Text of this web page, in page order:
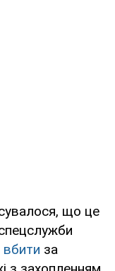
що це
вбити за